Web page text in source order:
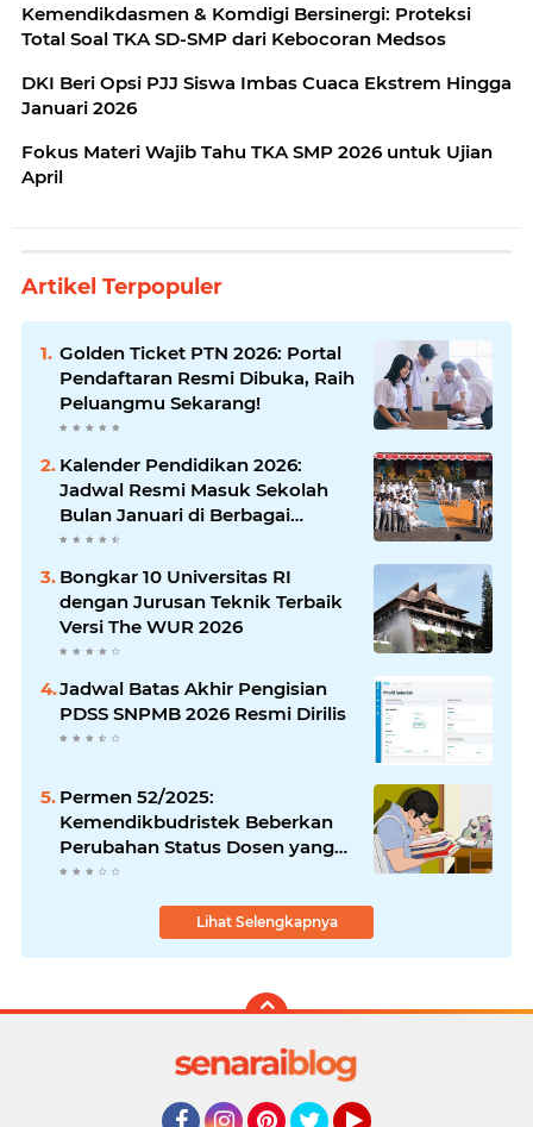
Kemendikdasmen & Komdigi Bersinergi: Proteksi
Total Soal TKA SD-SMP dari Kebocoran Medsos
DKI Beri Opsi PJJ Siswa Imbas Cuaca Ekstrem Hingga
Januari 2026
Fokus Materi Wajib Tahu TKA SMP 2026 untuk Ujian
April
Artikel Terpopuler
Golden Ticket PTN 2026: Portal
Pendaftaran Resmi Dibuka, Raih
Peluangmu Sekarang!
Kalender Pendidikan 2026:
Jadwal Resmi Masuk Sekolah
Bulan Januari di Berbagai
Daerah
Bongkar 10 Universitas RI
dengan Jurusan Teknik Terbaik
Versi The WUR 2026
Jadwal Batas Akhir Pengisian
PDSS SNPMB 2026 Resmi Dirilis
Permen 52/2025:
Kemendikbudristek Beberkan
Perubahan Status Dosen yang
Krusial
Lihat Selengkapnya